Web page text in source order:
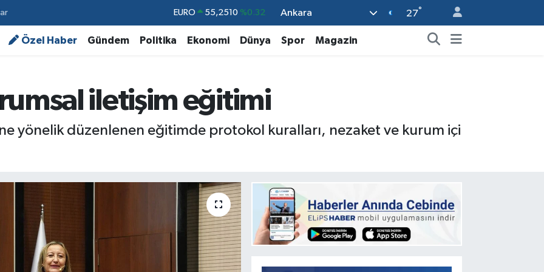
STERLİN 64,4811 %0.38
GRAM ALTIN 6648.99 %2.59
DOLAR 47,7436 %0.18
Ankara 27°
Özel Haber Gündem Politika Ekonomi Dünya Spor Magazin
iletişim eğitimi
yönelik düzenlenen eğitimde protokol kuralları, nezaket ve kurum içi